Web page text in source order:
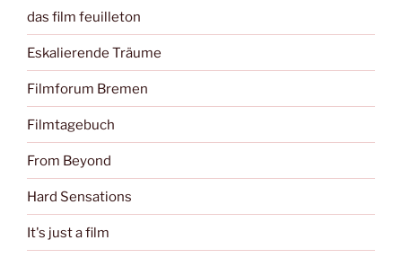
das film feuilleton
Eskalierende Träume
Filmforum Bremen
Filmtagebuch
From Beyond
Hard Sensations
It's just a film